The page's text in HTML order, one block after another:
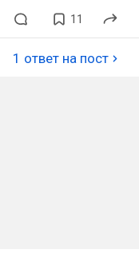
11
1 ответ на пост